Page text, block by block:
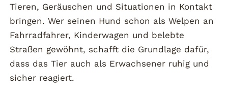
Tieren, Geräuschen und Situationen in Kontakt
bringen. Wer seinen Hund schon als Welpen an
Fahrradfahrer, Kinderwagen und belebte
Straßen gewöhnt, schafft die Grundlage dafür,
dass das Tier auch als Erwachsener ruhig und
sicher reagiert.